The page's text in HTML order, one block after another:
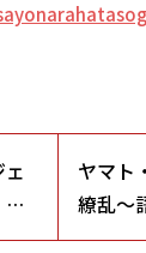
ェ
オ
ヤマト
繚乱～
物語～